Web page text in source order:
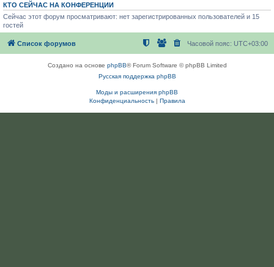
КТО СЕЙЧАС НА КОНФЕРЕНЦИИ
Сейчас этот форум просматривают: нет зарегистрированных пользователей и 15
гостей
Список форумов Часовой пояс: UTC+03:00
Создано на основе phpBB® Forum Software © phpBB Limited
Русская поддержка phpBB
Моды и расширения phpBB
Конфиденциальность| Правила